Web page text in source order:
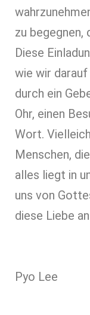
zu begegnen,
Diese
wie wir
durch ein
Ohr, einen
Wort.
Menschen,
alles liegt in
uns von
diese Liebe
Pyo Lee